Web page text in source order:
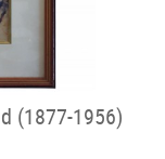
(1877-1956)